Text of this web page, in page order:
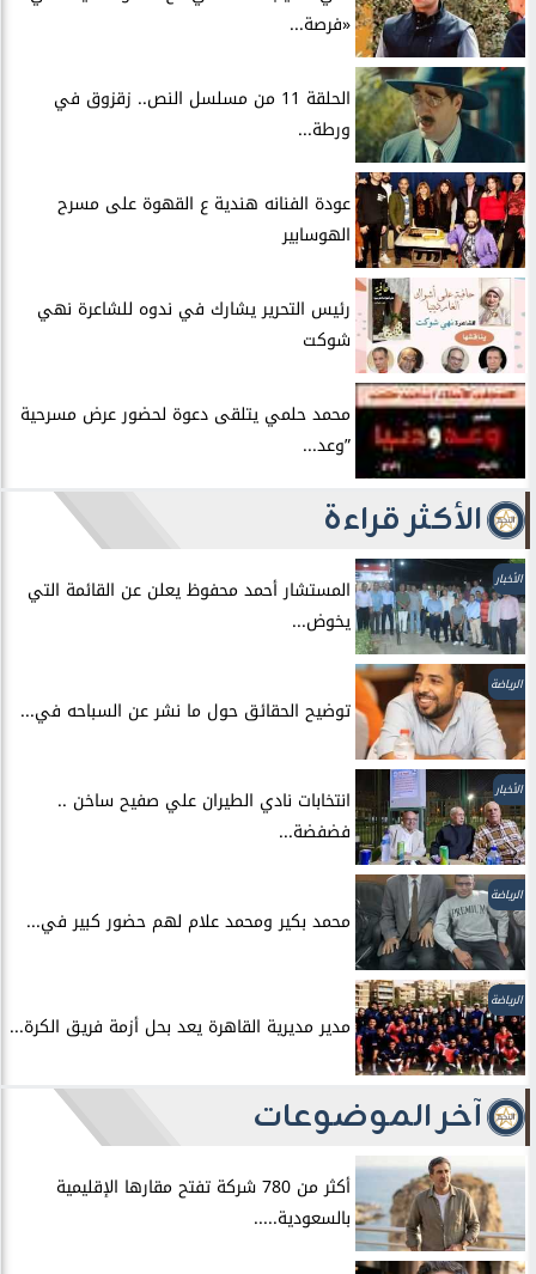
«فرصة...
الحلقة 11 من مسلسل النص.. زقزوق في
ورطة...
عودة الفنانه هندية ع القهوة على مسرح
الهوسابير
رئيس التحرير يشارك في ندوه للشاعرة نهي
شوكت
محمد حلمي يتلقى دعوة لحضور عرض مسرحية
”وعد...
الأكثر قراءة
الأخبار
المستشار أحمد محفوظ يعلن عن القائمة التي
يخوض...
الرياضة
توضيح الحقائق حول ما نشر عن السباحه في...
الأخبار
انتخابات نادي الطيران علي صفيح ساخن ..
فضفضة...
الرياضة
محمد بكير ومحمد علام لهم حضور كبير في...
الرياضة
مدير مديرية القاهرة يعد بحل أزمة فريق الكرة...
آخر الموضوعات
أكثر من 780 شركة تفتح مقارها الإقليمية
بالسعودية.....